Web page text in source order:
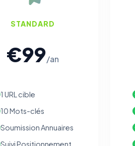
STANDARD
€99/an
1 URL cible
10 Mots-clés
Soumission Annuaires
Suivi Positionnement